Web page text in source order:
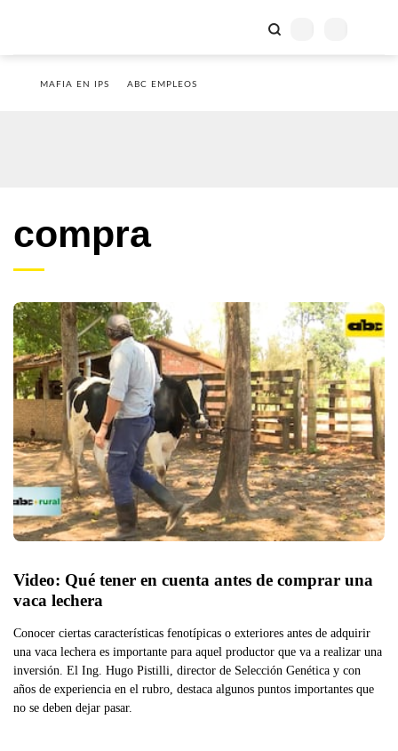
MAFIA EN IPS ABC EMPLEOS
compra
Video: Qué tener en cuenta antes de comprar una
Conocer ciertas características fenotípicas o exteriores antes de adquirir
una vaca lechera es importante para aquel productor que va a realizar una
inversión. El Ing. Hugo Pistilli, director de Selección Genética y con
años de experiencia en el rubro, destaca algunos puntos importantes que
no se deben dejar pasar.